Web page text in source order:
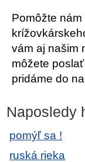
Pomôžte
vám aj našim
môžete
pridáme do
Naposledy
pomýľ sa !
ruská rieka